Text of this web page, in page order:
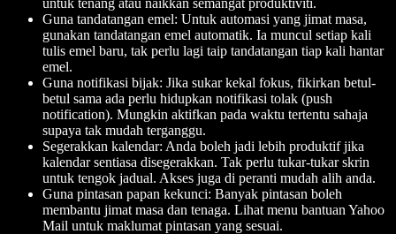
Guna tandatangan emel: Untuk automasi yang jimat masa,
gunakan tandatangan emel automatik. Ia muncul setiap kali
tulis emel baru, tak perlu lagi taip tandatangan tiap kali hantar
emel.
Guna notifikasi bijak: Jika sukar kekal fokus, fikirkan betul-
betul sama ada perlu hidupkan notifikasi tolak (push
notification). Mungkin aktifkan pada waktu tertentu sahaja
supaya tak mudah terganggu.
Segerakkan kalendar: Anda boleh jadi lebih produktif jika
kalendar sentiasa disegerakkan. Tak perlu tukar-tukar skrin
untuk tengok jadual. Akses juga di peranti mudah alih anda.
Guna pintasan papan kekunci: Banyak pintasan boleh
membantu jimat masa dan tenaga. Lihat menu bantuan Yahoo
Mail untuk maklumat pintasan yang sesuai.